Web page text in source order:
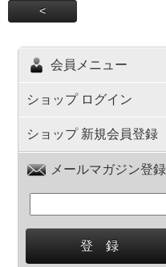
<
会員メニュー
ショップ ログイン
ショップ 新規会員登録
メールマガジン登